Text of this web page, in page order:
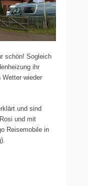
schön! Sogleich
ihr
wieder
und sind
und mit
Reisemobile in